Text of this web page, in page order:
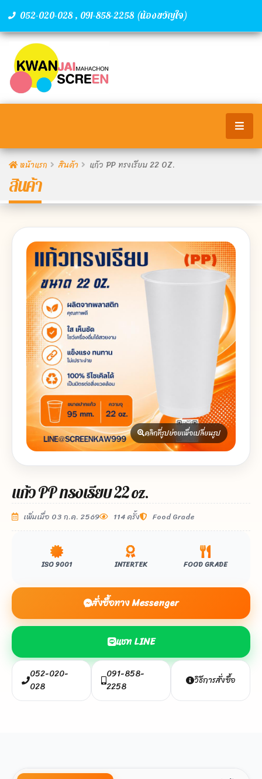
052-020-028 , 091-858-2258 (น้องขวัญใจ)
หน้าแรก สินค้า แก้ว PP ทรงเรียบ 22 OZ.
สินค้า
คลิกที่รูปย่อยเพื่อเปลี่ยนรูป
แก้ว PP ทรงเรียบ 22 oz.
เพิ่มเมื่อ 03 ก.ค. 2569 114 ครั้ง Food Grade
ISO 9001 INTERTEK FOOD GRADE
สั่งซื้อทาง Messenger
แชท LINE
052-020-
028
091-858-
2258
วิธีการสั่งซื้อ